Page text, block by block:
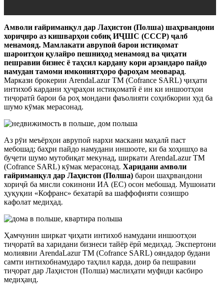
Амволи ғайриманқул дар Лаҳистон (Полша) шаҳрвандони
хориҷиро аз кишварҳои собиқ ИҶШС (СССР) ҷалб
менамояд. Мамлакати аврупоӣ барои истиқомат
шароитҳои қулайро пешниҳод менамояд ва ҷиҳати
пешравии бизнес ё таҳсил кардану кори арзандаро пайдо
намудан тамоми имкониятҳоро фароҳам меоварад.
Маркази брокерии ArendaLazur TM (Cofrance SARL) ҷиҳати
интихоб кардани ҳуҷраҳои истиқоматӣ ё ин ки иншоотҳои
тиҷоратӣ барои ба роҳ мондани фаъолияти соҳибкории худ ба
шумо кӯмак мерасонад.
Аз рӯи меъёрҳои аврупоӣ нархи маскани маҳалӣ паст
мебошад; баҳри пайдо намудани иншооте, ки ба хоҳишҳо ва
буҷети шумо мутобиқат мекунад, ширкати ArendaLazur TM
(Cofrance SARL) кӯмак мерасонад. Харидани амволи
ғайриманқул дар Лаҳистон (Полша) барои шаҳрвандони
хориҷӣ ба мисли сокинони ИА (ЕС) осон мебошад. Мушоиати
ҳуқуқии «Кофранс» бехатарӣ ва шаффофияти созишро
кафолат медиҳад.
Ҳамчунин ширкат ҷиҳати интихоб намудани иншоотҳои
тиҷоратӣ ва харидани бизнеси тайёр ёрӣ медиҳад. Экспертони
молиявии ArendaLazur TM (Cofrance SARL) ояндадор будани
самти интихобнамударо таҳлил карда, доир ба пешравии
тиҷорат дар Лаҳистон (Полша) маслиҳати муфиди касбиро
медиҳанд.